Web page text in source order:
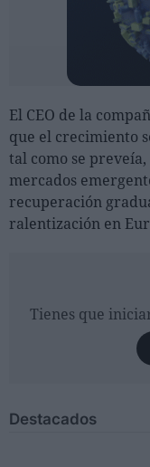
El CEO de la
que el crecimiento
tal como se
mercados
recuperación
ralentización en
Tienes que
Destacados